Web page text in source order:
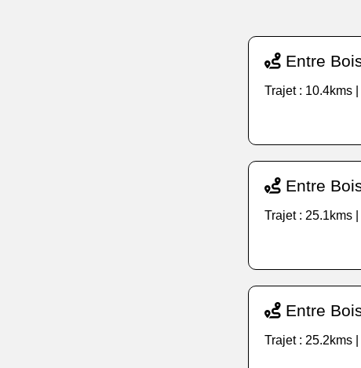
Entre
Trajet : 10.4kms
Entre
Trajet : 25.1kms
Entre
Trajet : 25.2kms